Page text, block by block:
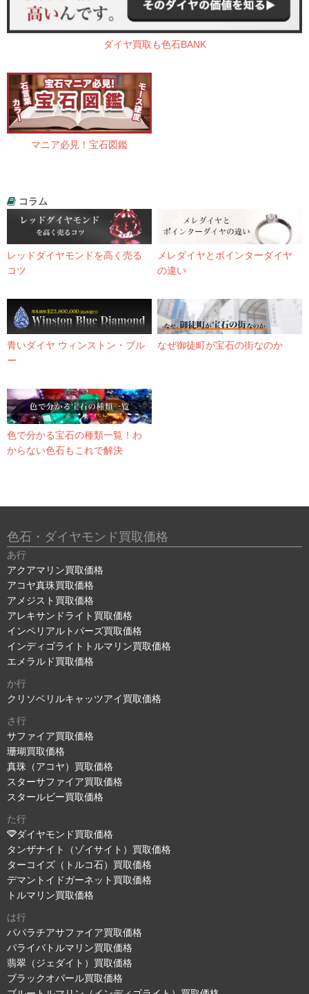
ダイヤ買取も色石BANK
マニア必見！宝石図鑑
コラム
レッドダイヤモンドを高く売る
コツ
メレダイヤとポインターダイヤ
の違い
青いダイヤ ウィンストン・ブル
ー
なぜ御徒町が宝石の街なのか
色で分かる宝石の種類一覧！わ
からない色石もこれで解決
色石・ダイヤモンド買取価格
あ行
アクアマリン買取価格
アコヤ真珠買取価格
アメジスト買取価格
アレキサンドライト買取価格
インペリアルトパーズ買取価格
インディゴライトトルマリン買取価格
エメラルド買取価格
か行
クリソベリルキャッツアイ買取価格
さ行
サファイア買取価格
珊瑚買取価格
真珠（アコヤ）買取価格
スターサファイア買取価格
スタールビー買取価格
た行
ダイヤモンド買取価格
タンザナイト（ゾイサイト）買取価格
ターコイズ（トルコ石）買取価格
デマントイドガーネット買取価格
トルマリン買取価格
は行
パパラチアサファイア買取価格
パライバトルマリン買取価格
翡翠（ジェダイト）買取価格
ブラックオパール買取価格